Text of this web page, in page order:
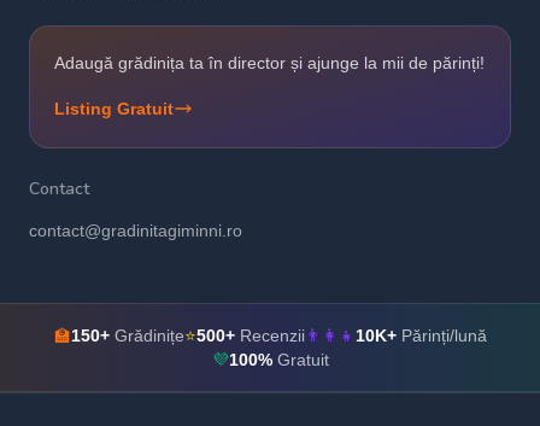
Adaugă grădinița ta în director și ajunge la mii de părinți!
Listing Gratuit
Contact
contact@gradinitagiminni.ro
🏫150+Grădinițe⭐500+Recenzii👨‍👩‍👧 10K+Părinți/lună
💜100%Gratuit